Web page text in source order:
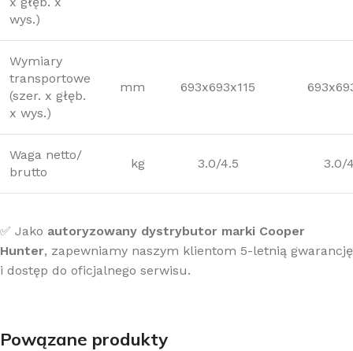
wys.)
Wymiary
transportowe
(szer. x głęb.
x wys.)
mm 693x693x115
Waga netto/
brutto
kg 3.0/4.5 3.0/
✅ Jako autoryzowany dystrybutor marki Cooper
Hunter, zapewniamy naszym klientom 5-letnią gwarancję
i dostęp do oficjalnego serwisu.
Powązane produkty